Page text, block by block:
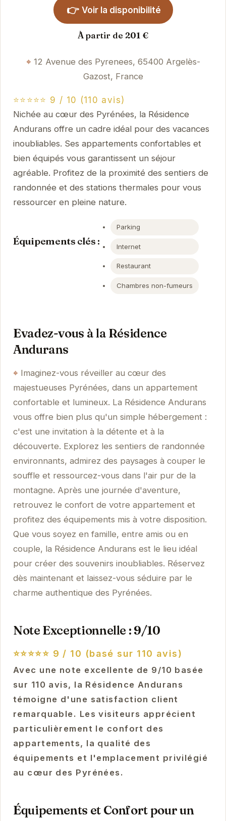
👉 Voir la disponibilité
À partir de 201 €
12 Avenue des Pyrenees, 65400 Argelès-
Gazost, France
⭐⭐⭐⭐⭐ 9 / 10 (110 avis)
Nichée au cœur des Pyrénées, la Résidence
Andurans offre un cadre idéal pour des vacances
inoubliables. Ses appartements confortables et
bien équipés vous garantissent un séjour
agréable. Profitez de la proximité des sentiers de
randonnée et des stations thermales pour vous
ressourcer en pleine nature.
Équipements clés :
Parking
Internet
Restaurant
Chambres non-fumeurs
Evadez-vous à la Résidence
Andurans
Imaginez-vous réveiller au cœur des
majestueuses Pyrénées, dans un appartement
confortable et lumineux. La Résidence Andurans
vous offre bien plus qu'un simple hébergement :
c'est une invitation à la détente et à la
découverte. Explorez les sentiers de randonnée
environnants, admirez des paysages à couper le
souffle et ressourcez-vous dans l'air pur de la
montagne. Après une journée d'aventure,
retrouvez le confort de votre appartement et
profitez des équipements mis à votre disposition.
Que vous soyez en famille, entre amis ou en
couple, la Résidence Andurans est le lieu idéal
pour créer des souvenirs inoubliables. Réservez
dès maintenant et laissez-vous séduire par le
charme authentique des Pyrénées.
Note Exceptionnelle : 9/10
⭐⭐⭐⭐⭐ 9 / 10 (basé sur 110 avis)
Avec une note excellente de 9/10 basée
sur 110 avis, la Résidence Andurans
témoigne d'une satisfaction client
remarquable. Les visiteurs apprécient
particulièrement le confort des
appartements, la qualité des
équipements et l'emplacement privilégié
au cœur des Pyrénées.
Équipements et Confort pour un